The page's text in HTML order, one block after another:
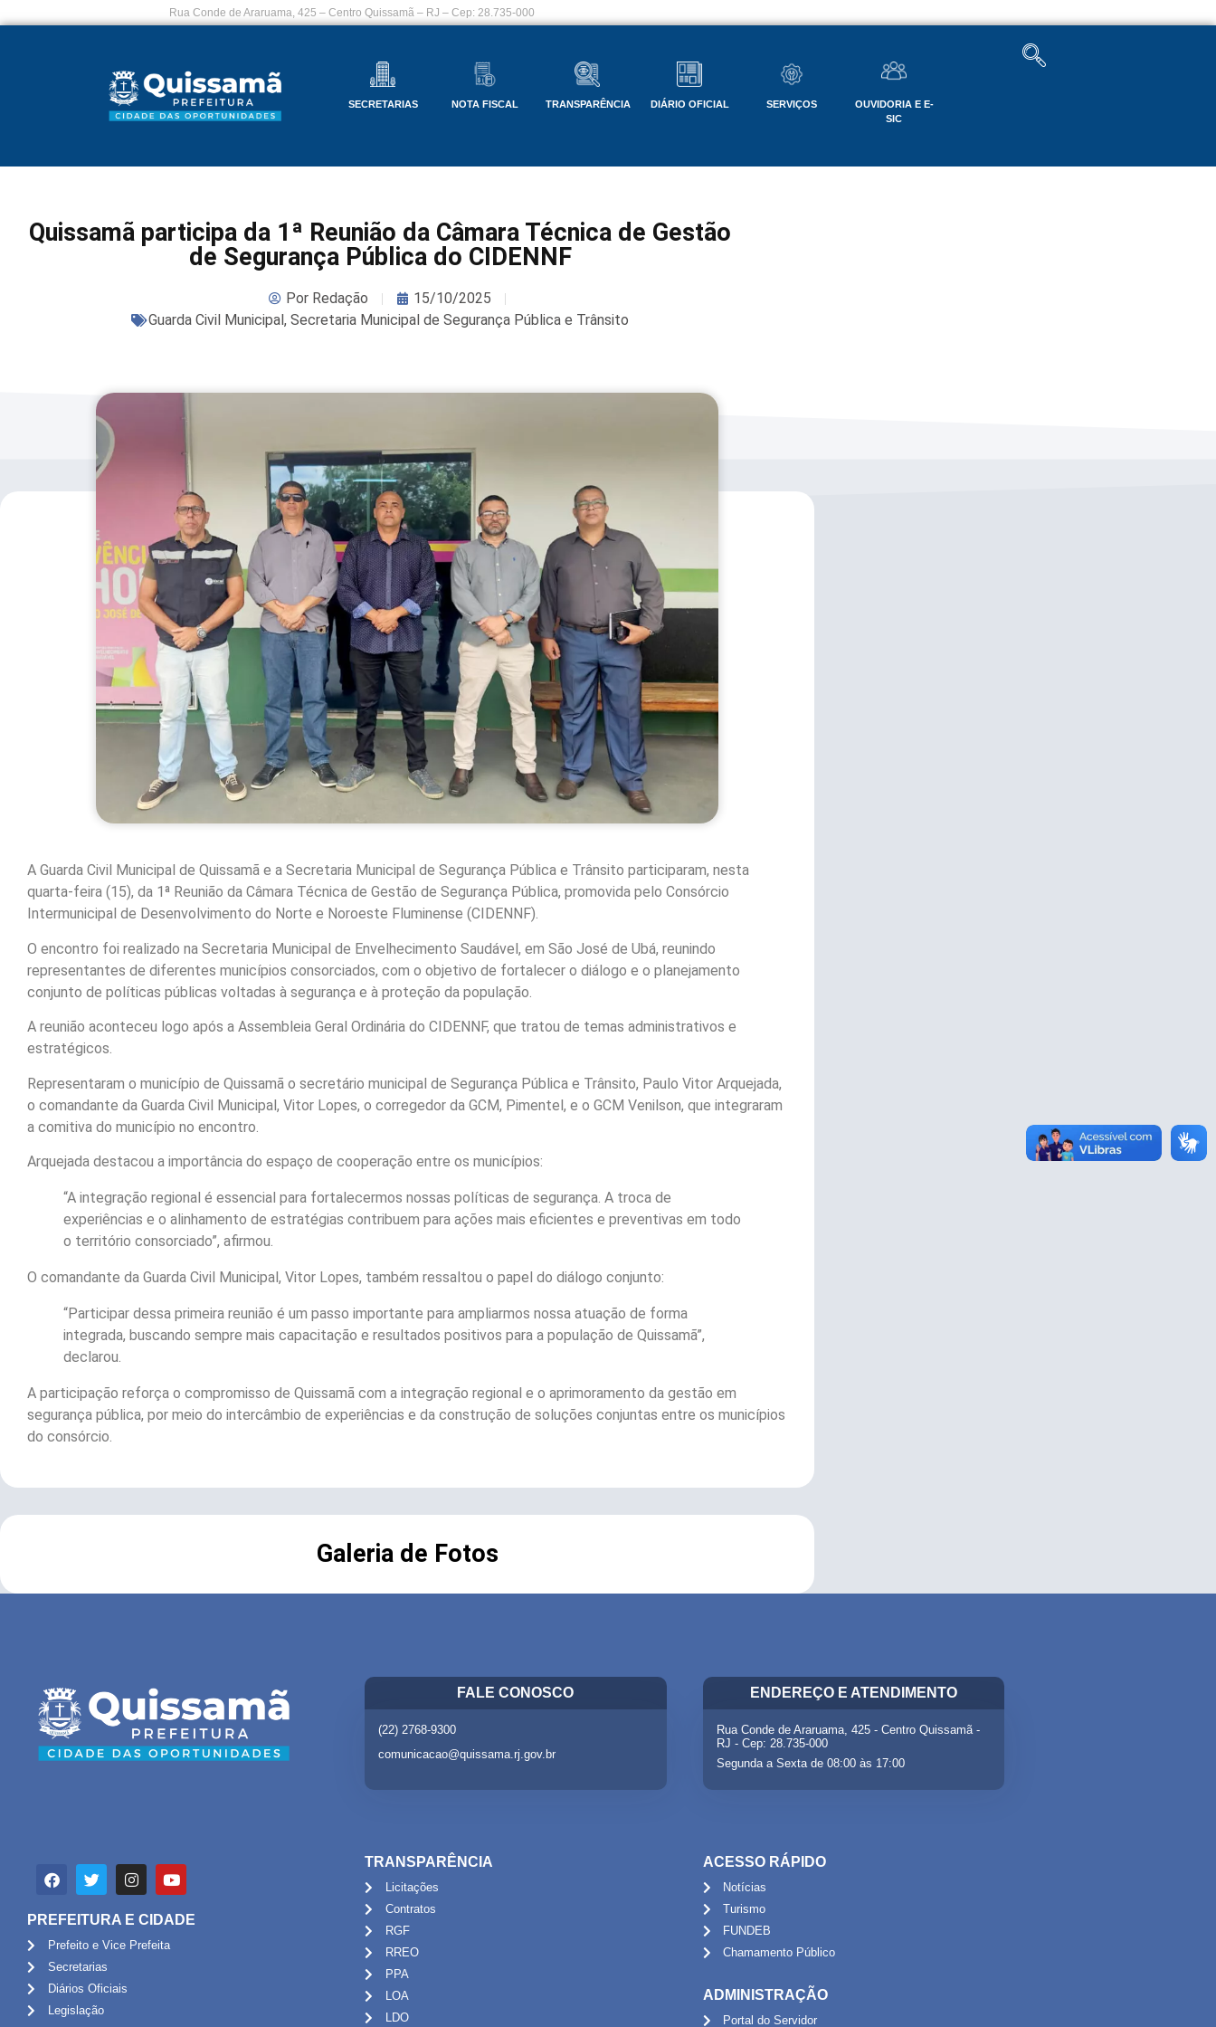
Rua Conde de Araruama, 425 – Centro Quissamã – RJ – Cep: 28.735-000
SECRETARIAS NOTA FISCAL TRANSPARÊNCIA DIÁRIO OFICIAL SERVIÇOS
OUVIDORIA E E-
SIC
Quissamã participa da 1ª Reunião da Câmara Técnica de Gestão
de Segurança Pública do CIDENNF
PorRedação
15/10/2025
Guarda Civil Municipal, Secretaria Municipal de Segurança Pública e Trânsito
A Guarda Civil Municipal de Quissamã e a Secretaria Municipal de Segurança Pública e Trânsito participaram, nesta
quarta-feira (15), da 1ª Reunião da Câmara Técnica de Gestão de Segurança Pública, promovida pelo Consórcio
Intermunicipal de Desenvolvimento do Norte e Noroeste Fluminense (CIDENNF).
O encontro foi realizado na Secretaria Municipal de Envelhecimento Saudável, em São José de Ubá, reunindo
representantes de diferentes municípios consorciados, com o objetivo de fortalecer o diálogo e o planejamento
conjunto de políticas públicas voltadas à segurança e à proteção da população.
A reunião aconteceu logo após a Assembleia Geral Ordinária do CIDENNF, que tratou de temas administrativos e
estratégicos.
Representaram o município de Quissamã o secretário municipal de Segurança Pública e Trânsito, Paulo Vitor Arquejada,
o comandante da Guarda Civil Municipal, Vitor Lopes, o corregedor da GCM, Pimentel, e o GCM Venilson, que integraram
a comitiva do município no encontro.
Arquejada destacou a importância do espaço de cooperação entre os municípios:
“A integração regional é essencial para fortalecermos nossas políticas de segurança. A troca de
experiências e o alinhamento de estratégias contribuem para ações mais eficientes e preventivas em todo
o território consorciado”, afirmou.
O comandante da Guarda Civil Municipal, Vitor Lopes, também ressaltou o papel do diálogo conjunto:
“Participar dessa primeira reunião é um passo importante para ampliarmos nossa atuação de forma
integrada, buscando sempre mais capacitação e resultados positivos para a população de Quissamã”,
declarou.
A participação reforça o compromisso de Quissamã com a integração regional e o aprimoramento da gestão em
segurança pública, por meio do intercâmbio de experiências e da construção de soluções conjuntas entre os municípios
do consórcio.
Galeria de Fotos
FALE CONOSCO
(22) 2768-9300
comunicacao@quissama.rj.gov.br
ENDEREÇO E ATENDIMENTO
Rua Conde de Araruama, 425 - Centro Quissamã -
RJ - Cep: 28.735-000
Segunda a Sexta de 08:00 às 17:00
PREFEITURA E CIDADE
Prefeito e Vice Prefeita
Secretarias
Diários Oficiais
Legislação
TRANSPARÊNCIA
Licitações
Contratos
RGF
RREO
PPA
LOA
LDO
ACESSO RÁPIDO
Notícias
Turismo
FUNDEB
Chamamento Público
ADMINISTRAÇÃO
Portal do Servidor